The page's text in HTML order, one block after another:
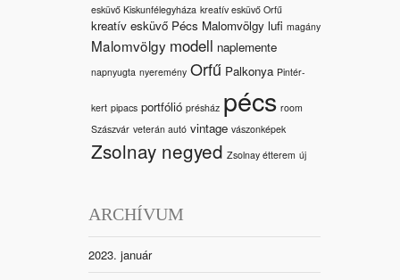
esküvő Kiskunfélegyháza kreatív esküvő Orfű
kreatív esküvő Pécs Malomvölgy lufi magány
Malomvölgy modell naplemente
napnyugta nyeremény Orfű Palkonya Pintér-
kert pipacs portfólió présház pécs room
Szászvár veterán autó vintage vászonképek
Zsolnay negyed Zsolnay étterem új
ARCHÍVUM
2023. január